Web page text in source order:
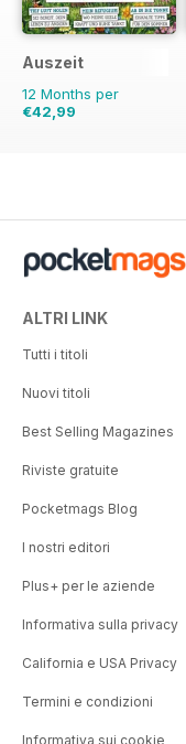
Auszeit
12 Months per
€42,99
ALTRI LINK
Tutti i titoli
Nuovi titoli
Best Selling Magazines
Riviste gratuite
Pocketmags Blog
I nostri editori
Plus+ per le aziende
Informativa sulla privacy
California e USA Privacy
Termini e condizioni
Informativa sui cookie